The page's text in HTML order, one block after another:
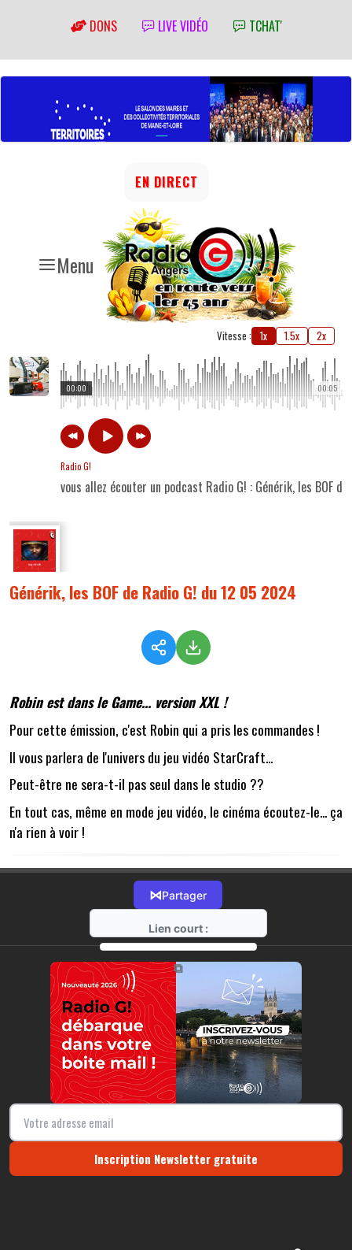
DONS LIVE VIDÉO TCHAT'
Menu
EN DIRECT
Vitesse : 1x 1.5x 2x
00:05
00:00
Radio G!
vous allez écouter un podcast Radio G! : Générik, les BOF
Générik, les BOF de Radio G! du 12 05 2024
Robin est dans le Game... version XXL !
Pour cette émission, c'est Robin qui a pris les commandes !
Il vous parlera de l'univers du jeu vidéo StarCraft...
Peut-être ne sera-t-il pas seul dans le studio ??
En tout cas, même en mode jeu vidéo, le cinéma écoutez-le... ça
n'a rien à voir !
⋈Partager
Lien court :
https://radio-g.fr?14666
⧉
Inscription Newsletter gratuite